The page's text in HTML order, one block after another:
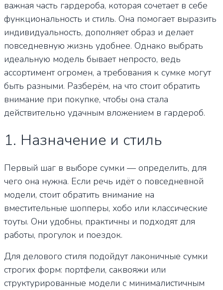
важная часть гардероба, которая сочетает в себе
функциональность и стиль. Она помогает выразить
индивидуальность, дополняет образ и делает
повседневную жизнь удобнее. Однако выбрать
идеальную модель бывает непросто, ведь
ассортимент огромен, а требования к сумке могут
быть разными. Разберём, на что стоит обратить
внимание при покупке, чтобы она стала
действительно удачным вложением в гардероб.
1. Назначение и стиль
Первый шаг в выборе сумки — определить, для
чего она нужна. Если речь идёт о повседневной
модели, стоит обратить внимание на
вместительные шопперы, хобо или классические
тоуты. Они удобны, практичны и подходят для
работы, прогулок и поездок.
Для делового стиля подойдут лаконичные сумки
строгих форм: портфели, саквояжи или
структурированные модели с минималистичным